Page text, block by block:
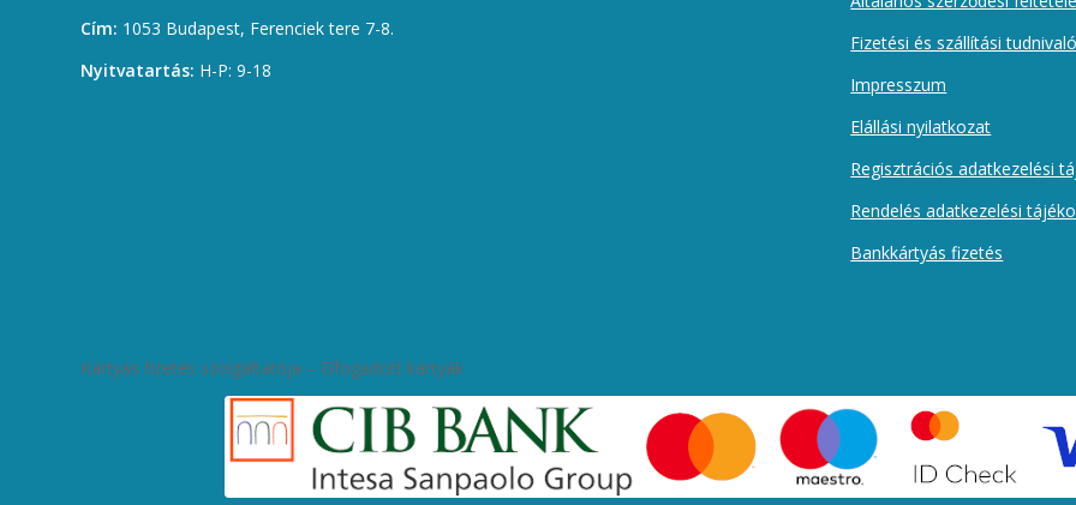
Cím: 1053 Budapest, Ferenciek tere 7-8.
Nyitvatartás: H-P: 9-18
Fizetési és szállítási
Impresszum
Elállási nyilatkozat
Regisztrációs adatkezelési
Rendelés adatkezelési
Bankkártyás fizetés
Kártyás fizetés szolgáltatója – Elfogadott kártyák